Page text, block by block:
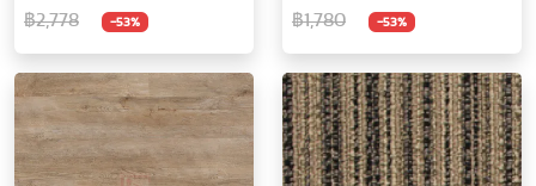
฿2,778 -53% ฿1,780 -53%